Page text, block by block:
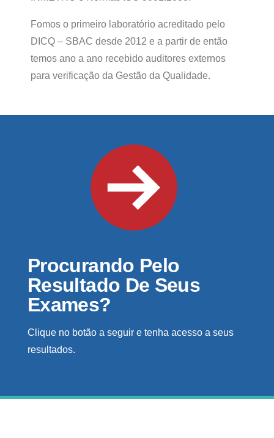
Fomos o primeiro laboratório acreditado pelo
DICQ – SBAC desde 2012 e a partir de então
temos ano a ano recebido auditores externos
para verificação da Gestão da Qualidade.
Procurando Pelo
Resultado De Seus
Exames?
Clique no botão a seguir e tenha acesso a seus
resultados.